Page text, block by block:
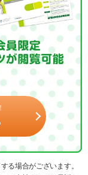
る場合がございます。